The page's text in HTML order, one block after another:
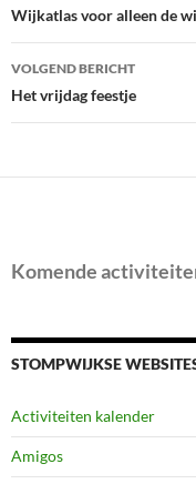
navigatie
Wijkatlas voor alleen de
VOLGEND BERICHT
Het vrijdag feestje
Komende
STOMPWIJKSE
Activiteiten kalender
Amigos